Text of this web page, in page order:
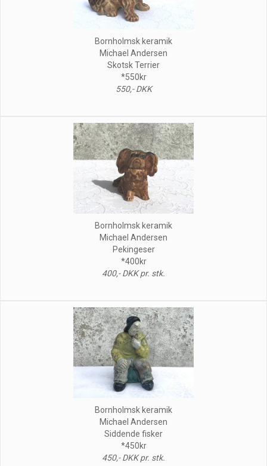
Bornholmsk keramik
Michael Andersen
Skotsk Terrier
*550kr
550,- DKK
Bornholmsk keramik
Michael Andersen
Pekingeser
*400kr
400,- DKK pr. stk.
Bornholmsk keramik
Michael Andersen
Siddende fisker
*450kr
450,- DKK pr. stk.